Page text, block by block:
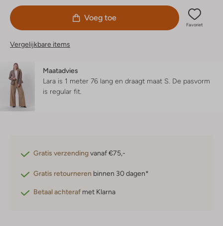
Voeg toe
Favoriet
Vergelijkbare items
Maatadvies
Lara is 1 meter 76 lang en draagt maat S. De pasvorm
is regular fit
Gratis verzendingvanaf €75,-
Gratis retourneren binnen 30 dagen*
Betaal achteraf met Klarna